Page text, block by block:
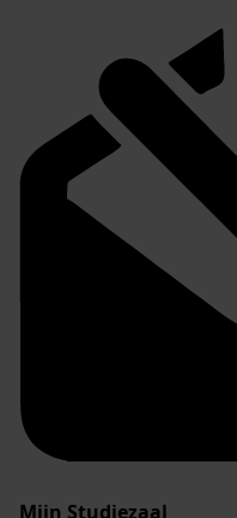
Mijn Studiezaal